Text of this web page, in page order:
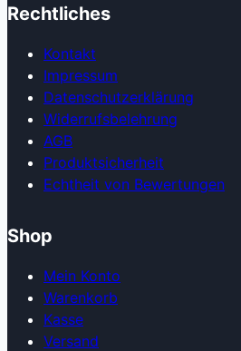
Rechtliches
Kontakt
Impressum
Datenschutzerklärung
Widerrufsbelehrung
AGB
Produkt­sicherheit
Echtheit von Bewertungen
Shop
Mein Konto
Warenkorb
Kasse
Versand